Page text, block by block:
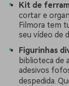
Kit de
cortar e
Filmora tem
seu vídeo de
Figurinhas
biblioteca de
adesivos
despedida.